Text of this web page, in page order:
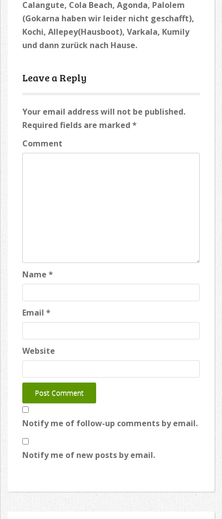
Calangute, Cola Beach, Agonda, Palolem
(Gokarna haben wir leider nicht geschafft),
Kochi, Allepey(Hausboot), Varkala, Kumily
und dann zurück nach Hause.
Leave a Reply
Your email address will not be published.
Required fields are marked *
Comment
Name *
Email *
Website
Notify me of follow-up comments by email.
Notify me of new posts by email.